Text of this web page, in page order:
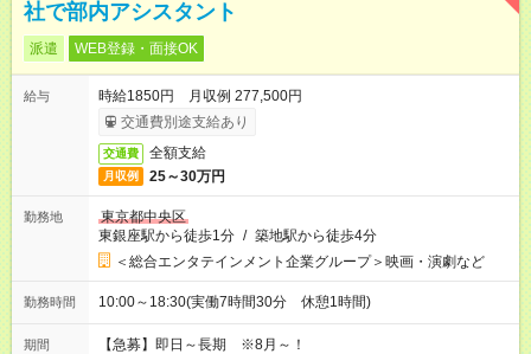
社で部内アシスタント
派遣 WEB登録・面接OK
給与
時給1850円 月収例 277,500円
交通費別途支給あり
交通費 全額支給
月収例 25～30万円
勤務地
東京都中央区
東銀座駅から徒歩1分 / 築地駅から徒歩4分
＜総合エンタテインメント企業グループ＞映画・演劇など
勤務時間 10:00～18:30(実働7時間30分 休憩1時間)
期間 【急募】即日～長期 ※8月～！